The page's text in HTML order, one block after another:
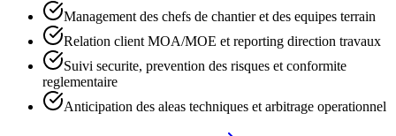
Management des chefs de chantier et des equipes terrain
Relation client MOA/MOE et reporting direction travaux
Suivi securite, prevention des risques et conformite
reglementaire
Anticipation des aleas techniques et arbitrage operationnel